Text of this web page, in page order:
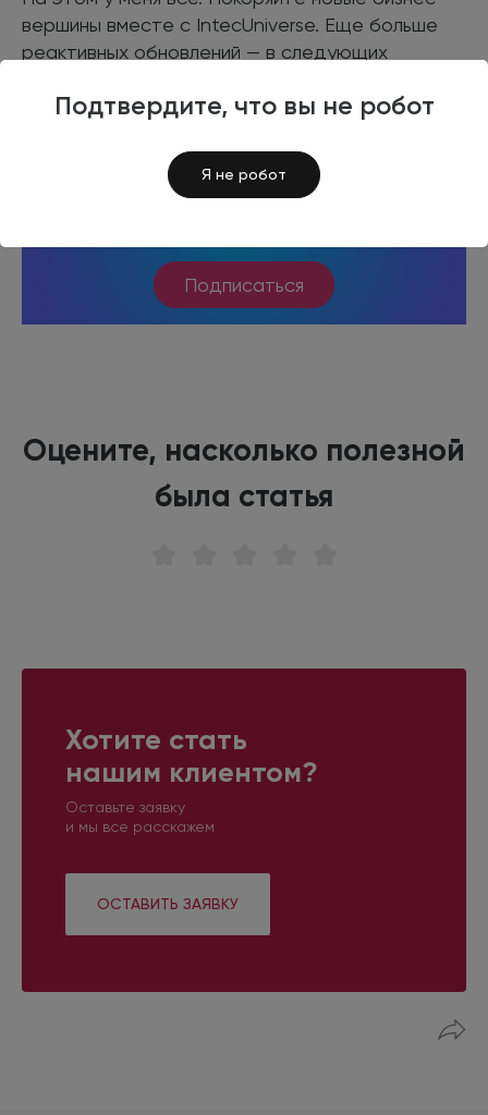
Подтвердите, что вы не робот
Я не робот
вершины вместе с IntecUniverse. Еще больше
реактивных обновлений — в следующих
Подпишитесь на нас в Telegram
Получайте свежие статьи об интернет-
маркетинге и актуальные новости о наших
Подписаться
Оцените, насколько полезной
была статья
Хотите стать
нашим клиентом?
Оставьте заявку
и мы все расскажем
ОСТАВИТЬ ЗАЯВКУ